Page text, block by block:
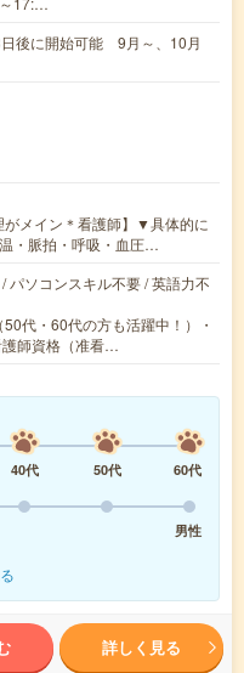
後に開始可能 9月～、10月
がメイン＊看護師】▼具体的に
・脈拍・呼吸・血圧…
パソコンスキル不要 / 英語力不
代・60代の方も活躍中！）・
護師資格（准看…
40代 50代
60代
男性
詳しく見る